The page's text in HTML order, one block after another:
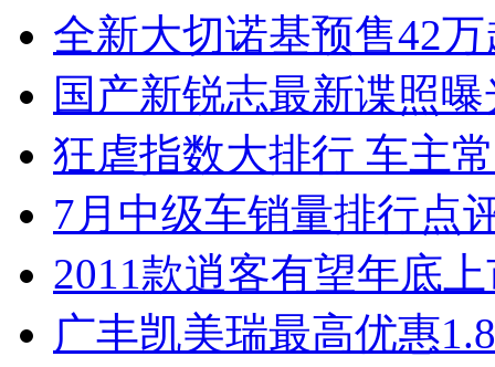
全新大切诺基预售42
国产新锐志最新谍照
狂虐指数大排行 车主
7月中级车销量排行点
2011款逍客有望年底
广丰凯美瑞最高优惠